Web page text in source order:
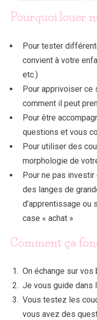
Pourquoi louer
Pour tester
convient à votre
etc.)
Pour apprivoiser ce
comment il peut
Pour être
questions et vous
Pour utiliser des
morphologie de
Pour ne pas investir
des langes de
d’apprentissage ou
case « achat »
Comment ça
On échange sur vos
Je vous guide dans
Vous testez les
vous avez des